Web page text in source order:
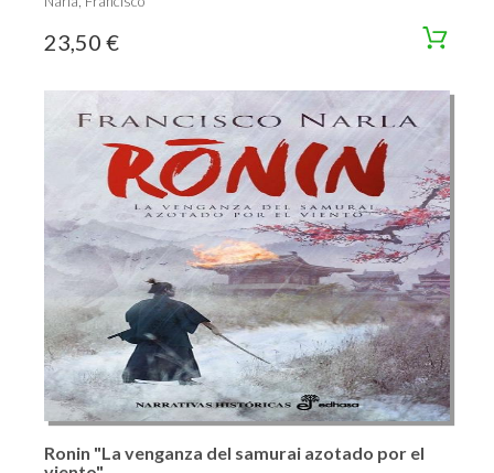
23,50 €
Ronin "La venganza del samurai azotado por el